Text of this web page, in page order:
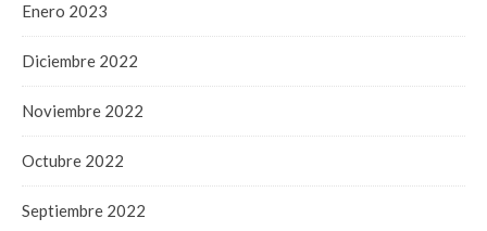
Enero 2023
Diciembre 2022
Noviembre 2022
Octubre 2022
Septiembre 2022